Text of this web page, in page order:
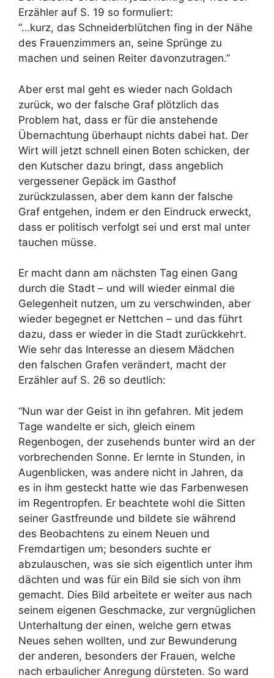
Erzähler auf S. 19 so formuliert:
“…kurz, das Schneiderblütchen fing in der Nähe
des Frauenzimmers an, seine Sprünge zu
machen und seinen Reiter davonzutragen.”
Aber erst mal geht es wieder nach Goldach
zurück, wo der falsche Graf plötzlich das
Problem hat, dass er für die anstehende
Übernachtung überhaupt nichts dabei hat. Der
Wirt will jetzt schnell einen Boten schicken, der
den Kutscher dazu bringt, dass angeblich
vergessener Gepäck im Gasthof
zurückzulassen, aber dem kann der falsche
Graf entgehen, indem er den Eindruck erweckt,
dass er politisch verfolgt sei und erst mal unter
tauchen müsse.
Er macht dann am nächsten Tag einen Gang
durch die Stadt – und will wieder einmal die
Gelegenheit nutzen, um zu verschwinden, aber
wieder begegnet er Nettchen – und das führt
dazu, dass er wieder in die Stadt zurückkehrt.
Wie sehr das Interesse an diesem Mädchen
den falschen Grafen verändert, macht der
Erzähler auf S. 26 so deutlich:
“Nun war der Geist in ihn gefahren. Mit jedem
Tage wandelte er sich, gleich einem
Regenbogen, der zusehends bunter wird an der
vorbrechenden Sonne. Er lernte in Stunden, in
Augenblicken, was andere nicht in Jahren, da
es in ihm gesteckt hatte wie das Farbenwesen
im Regentropfen. Er beachtete wohl die Sitten
seiner Gastfreunde und bildete sie während
des Beobachtens zu einem Neuen und
Fremdartigen um; besonders suchte er
abzulauschen, was sie sich eigentlich unter ihm
dächten und was für ein Bild sie sich von ihm
gemacht. Dies Bild arbeitete er weiter aus nach
seinem eigenen Geschmacke, zur vergnüglichen
Unterhaltung der einen, welche gern etwas
Neues sehen wollten, und zur Bewunderung
der anderen, besonders der Frauen, welche
nach erbaulicher Anregung dürsteten. So ward